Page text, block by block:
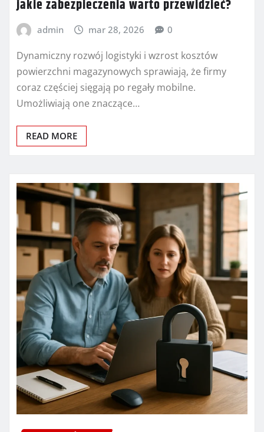
jakie zabezpieczenia warto przewidzieć?
admin mar 28, 2026 0
Dynamiczny rozwój logistyki i wzrost kosztów
powierzchni magazynowych sprawiają, że firmy
coraz częściej sięgają po regały mobilne.
Umożliwiają one znaczące…
READ MORE